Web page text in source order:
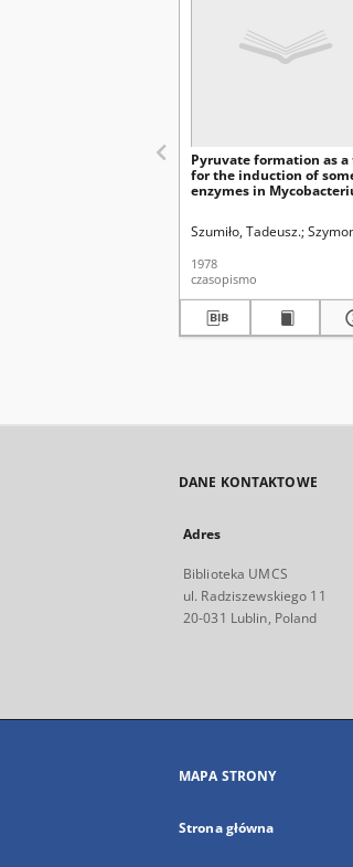
Pyruvate formation as a
for the induction of
enzymes in
Szumiło, Tadeusz.
1978
czasopismo
DANE KONTAKTOWE
Adres
Biblioteka UMCS
ul. Radziszewskiego 11
20-031 Lublin, Poland
MAPA STRONY
Strona główna